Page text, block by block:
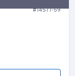
#14577-59